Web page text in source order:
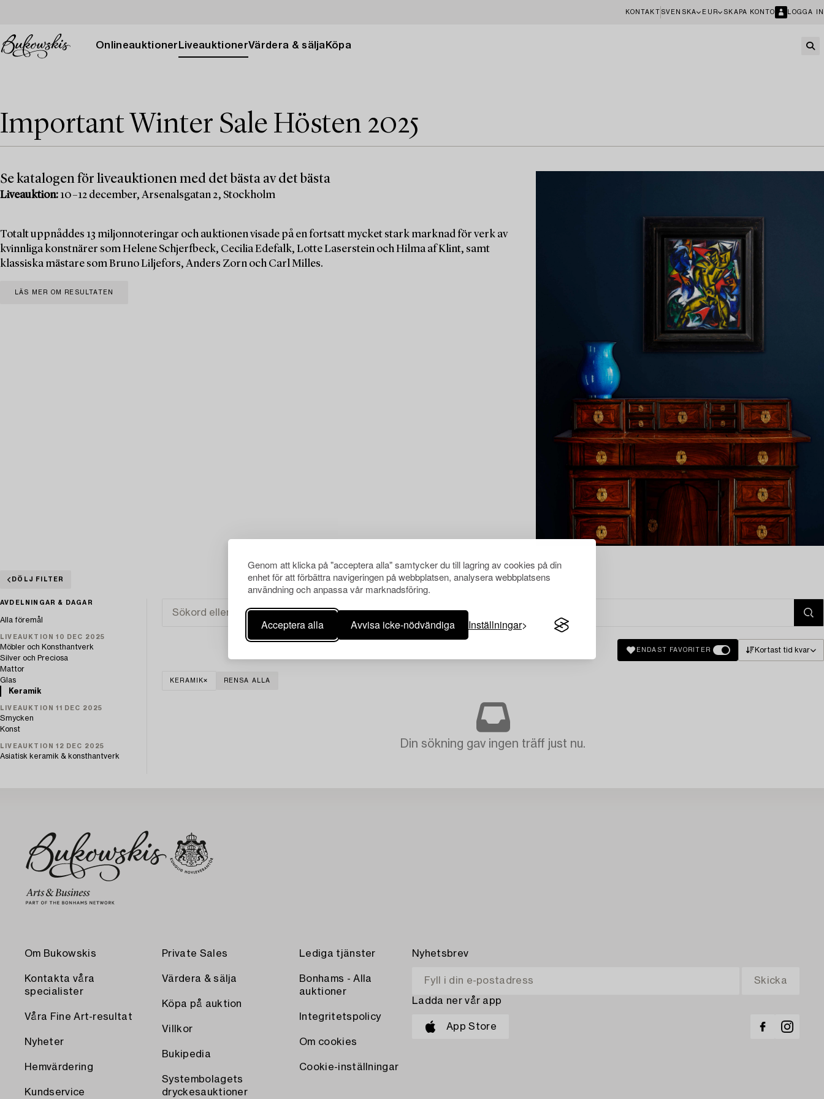
Genom att klicka på "acceptera alla" samtycker du till lagring av cookies på din
enhet för att förbättra navigeringen på webbplatsen, analysera webbplatsens
användning och anpassa vår marknadsföring.
Acceptera alla Avvisa icke-nödvändiga Inställningar
KONTAKT SVENSKA EUR SKAPA KONTO LOGGA IN
Onlineauktioner LiveauktionerVärdera & sälja Köpa
Important Winter Sale Hösten 2025
Se katalogen för liveauktionen med det bästa av det bästa
Liveauktion: 10–12 december, Arsenalsgatan 2, Stockholm
Totalt uppnåddes 13 miljonnoteringar och auktionen visade på en fortsatt mycket stark marknad för verk av
kvinnliga konstnärer som Helene Schjerfbeck, Cecilia Edefalk, Lotte Laserstein och Hilma af Klint, samt
klassiska mästare som Bruno Liljefors, Anders Zorn och Carl Milles.
LÄS MER OM RESULTATEN
DÖLJ FILTER
AVDELNINGAR & DAGAR
Alla föremål
LIVEAUKTION 10 DEC 2025
Möbler och Konsthantverk
Silver och Preciosa
Mattor
Glas
Keramik
LIVEAUKTION 11 DEC 2025
Smycken
Konst
LIVEAUKTION 12 DEC 2025
Asiatisk keramik & konsthantverk
ENDAST FAVORITER Kortast tid kvar
KERAMIK RENSA ALLA
Din sökning gav ingen träff just nu.
Om Bukowskis
Kontakta våra
specialister
Våra Fine Art-resultat
Nyheter
Hemvärdering
Kundservice
Private Sales
Värdera & sälja
Köpa på auktion
Villkor
Bukipedia
Systembolagets
dryckesauktioner
Lediga tjänster
Bonhams - Alla
auktioner
Integritetspolicy
Om cookies
Cookie-inställningar
Nyhetsbrev
Ladda ner vår app
App Store